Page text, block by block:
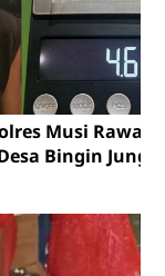
Musi Rawas
Bingin